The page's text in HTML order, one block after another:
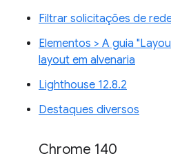
Filtrar solicitações de
Elementos > A guia
layout em alvenaria
Lighthouse 12.8.2
Destaques diversos
Chrome 140